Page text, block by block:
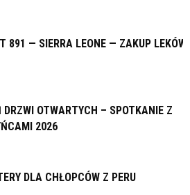
891 — SIERRA LEONE — ZAKUP LEKÓW
DRZWI OTWARTYCH – SPOTKANIE Z
2026
DLA CHŁOPCÓW Z PERU